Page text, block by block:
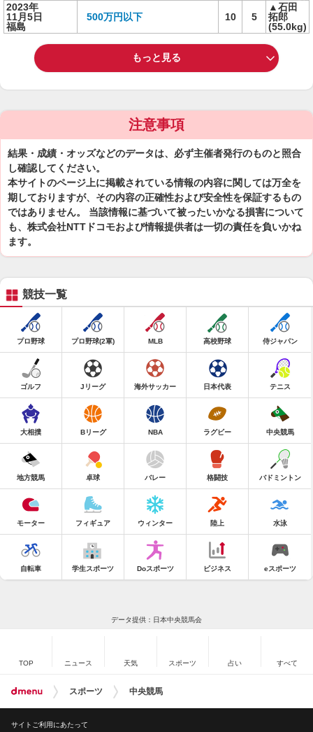
2023年
11月5日
福島
500万円以下 10 5
▲石田
拓郎
(55.0kg)
もっと見る
注意事項
結果・成績・オッズなどのデータは、必ず主催者発行のものと照合
し確認してください。
本サイトのページ上に掲載されている情報の内容に関しては万全を
期しておりますが、その内容の正確性および安全性を保証するもの
ではありません。 当該情報に基づいて被ったいかなる損害について
も、株式会社NTTドコモおよび情報提供者は一切の責任を負いかね
ます。
競技一覧
プロ野球 プロ野球(2軍) MLB 高校野球 侍ジャパン
ゴルフ Jリーグ 海外サッカー 日本代表 テニス
大相撲 Bリーグ NBA ラグビー 中央競馬
地方競馬 卓球 バレー 格闘技 バドミントン
モーター フィギュア ウィンター 陸上 水泳
自転車 学生スポーツ Doスポーツ ビジネス eスポーツ
データ提供：日本中央競馬会
TOP ニュース 天気 スポーツ 占い すべて
スポーツ 中央競馬
サイトご利用にあたって